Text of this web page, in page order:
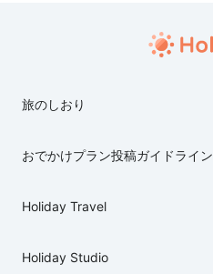
旅のしおり
おでかけプラン投稿ガイドライン
Holiday Travel
Holiday Studio